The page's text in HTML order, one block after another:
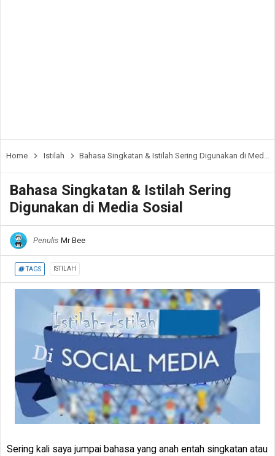
Home Istilah Bahasa Singkatan & Istilah Sering Digunakan di Media Sosial
Bahasa Singkatan & Istilah Sering
Digunakan di Media Sosial
Penulis Mr Bee
TAGS ISTILAH
Sering kali saya jumpai bahasa yang anah entah singkatan atau